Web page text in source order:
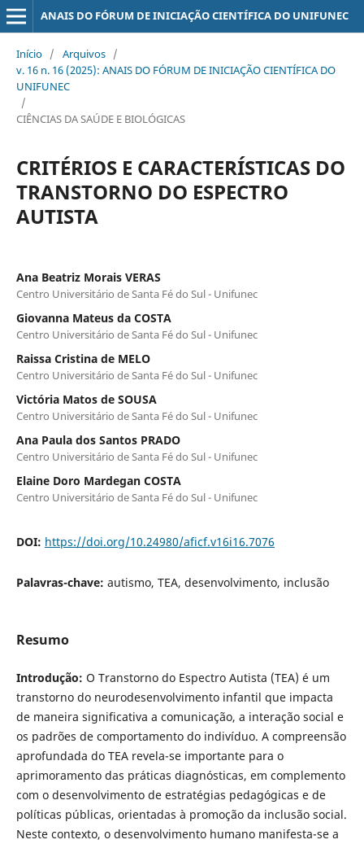
ANAIS DO FÓRUM DE INICIAÇÃO CIENTÍFICA DO UNIFUNEC
Início / Arquivos /
v. 16 n. 16 (2025): ANAIS DO FÓRUM DE INICIAÇÃO CIENTÍFICA DO
UNIFUNEC
/
CIÊNCIAS DA SAÚDE E BIOLÓGICAS
CRITÉRIOS E CARACTERÍSTICAS DO
TRANSTORNO DO ESPECTRO
AUTISTA
Ana Beatriz Morais VERAS
Centro Universitário de Santa Fé do Sul - Unifunec
Giovanna Mateus da COSTA
Centro Universitário de Santa Fé do Sul - Unifunec
Raissa Cristina de MELO
Centro Universitário de Santa Fé do Sul - Unifunec
Victória Matos de SOUSA
Centro Universitário de Santa Fé do Sul - Unifunec
Ana Paula dos Santos PRADO
Centro Universitário de Santa Fé do Sul - Unifunec
Elaine Doro Mardegan COSTA
Centro Universitário de Santa Fé do Sul - Unifunec
DOI: https://doi.org/10.24980/aficf.v16i16.7076
Palavras-chave: autismo, TEA, desenvolvimento, inclusão
Resumo
Introdução: O Transtorno do Espectro Autista (TEA) é um
transtorno do neurodesenvolvimento infantil que impacta
de maneira significativa a comunicação, a interação social e
os padrões de comportamento do indivíduo. A compreensão
aprofundada do TEA revela-se importante para o
aprimoramento das práticas diagnósticas, em complemento
com o desenvolvimento de estratégias pedagógicas e de
políticas públicas, orientadas à promoção da inclusão social.
Neste contexto, o desenvolvimento humano manifesta-se a